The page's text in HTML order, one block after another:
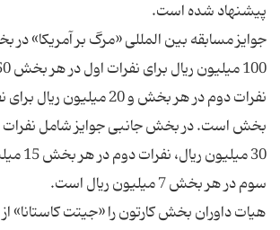
جوایز مسابقه بین المللی «مرگ بر آمریکا»
نفرات دوم در هر بخش و 20
بخش است. در بخش جانبی جوایز شامل
30
هیات داوران بخش کارتون را «جیتت کاستانا»